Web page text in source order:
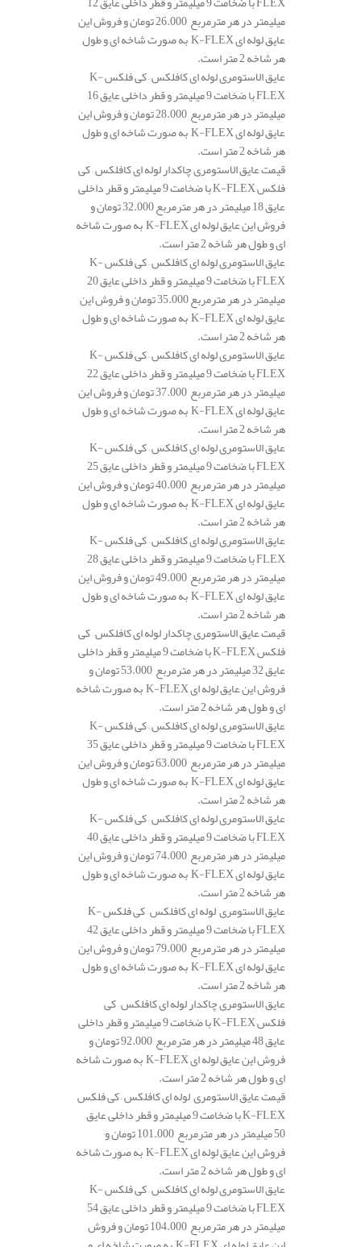
میلیمتر در هر مترمربع 26.000 تومان و فروش این
عایق لوله ای K-FLEX به صورت شاخه ای و طول
هر شاخه 2 متر است.
عایق الاستومری لوله ای کافلکس – کی فلکس K-
FLEX با ضخامت 9 میلیمتر و قطر داخلی عایق 16
میلیمتر در هر مترمربع 28.000 تومان و فروش این
عایق لوله ای K-FLEX به صورت شاخه ای و طول
هر شاخه 2 متر است.
قیمت عایق الاستومری چاکدار لوله ای کافلکس – کی
فلکس K-FLEX با ضخامت 9 میلیمتر و قطر داخلی
عایق 18 میلیمتر در هر مترمربع 32.000 تومان و
فروش این عایق لوله ای K-FLEX به صورت شاخه
ای و طول هر شاخه 2 متر است.
عایق الاستومری لوله ای کافلکس – کی فلکس K-
FLEX با ضخامت 9 میلیمتر و قطر داخلی عایق 20
میلیمتر در هر مترمربع 35.000 تومان و فروش این
عایق لوله ای K-FLEX به صورت شاخه ای و طول
هر شاخه 2 متر است.
عایق الاستومری لوله ای کافلکس – کی فلکس K-
FLEX با ضخامت 9 میلیمتر و قطر داخلی عایق 22
میلیمتر در هر مترمربع 37.000 تومان و فروش این
عایق لوله ای K-FLEX به صورت شاخه ای و طول
هر شاخه 2 متر است.
عایق الاستومری لوله ای کافلکس – کی فلکس K-
FLEX با ضخامت 9 میلیمتر و قطر داخلی عایق 25
میلیمتر در هر مترمربع 40.000 تومان و فروش این
عایق لوله ای K-FLEX به صورت شاخه ای و طول
هر شاخه 2 متر است.
عایق الاستومری لوله ای کافلکس – کی فلکس K-
FLEX با ضخامت 9 میلیمتر و قطر داخلی عایق 28
میلیمتر در هر مترمربع 49.000 تومان و فروش این
عایق لوله ای K-FLEX به صورت شاخه ای و طول
هر شاخه 2 متر است.
قیمت عایق الاستومری چاکدار لوله ای کافلکس – کی
فلکس K-FLEX با ضخامت 9 میلیمتر و قطر داخلی
عایق 32 میلیمتر در هر مترمربع 53.000 تومان و
فروش این عایق لوله ای K-FLEX به صورت شاخه
ای و طول هر شاخه 2 متر است.
عایق الاستومری لوله ای کافلکس – کی فلکس K-
FLEX با ضخامت 9 میلیمتر و قطر داخلی عایق 35
میلیمتر در هر مترمربع 63.000 تومان و فروش این
عایق لوله ای K-FLEX به صورت شاخه ای و طول
هر شاخه 2 متر است.
عایق الاستومری لوله ای کافلکس – کی فلکس K-
FLEX با ضخامت 9 میلیمتر و قطر داخلی عایق 40
میلیمتر در هر مترمربع 74.000 تومان و فروش این
عایق لوله ای K-FLEX به صورت شاخه ای و طول
هر شاخه 2 متر است.
عایق الاستومری لوله ای کافلکس – کی فلکس K-
FLEX با ضخامت 9 میلیمتر و قطر داخلی عایق 42
میلیمتر در هر مترمربع 79.000 تومان و فروش این
عایق لوله ای K-FLEX به صورت شاخه ای و طول
هر شاخه 2 متر است.
عایق الاستومری چاکدار لوله ای کافلکس – کی
فلکس K-FLEX با ضخامت 9 میلیمتر و قطر داخلی
عایق 48 میلیمتر در هر مترمربع 92.000 تومان و
فروش این عایق لوله ای K-FLEX به صورت شاخه
ای و طول هر شاخه 2 متر است.
قیمت عایق الاستومری لوله ای کافلکس – کی فلکس
K-FLEX با ضخامت 9 میلیمتر و قطر داخلی عایق
50 میلیمتر در هر مترمربع 101.000 تومان و
فروش این عایق لوله ای K-FLEX به صورت شاخه
ای و طول هر شاخه 2 متر است.
عایق الاستومری لوله ای کافلکس – کی فلکس K-
FLEX با ضخامت 9 میلیمتر و قطر داخلی عایق 54
میلیمتر در هر مترمربع 104.000 تومان و فروش